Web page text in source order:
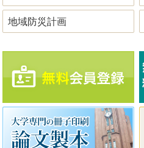
地域防災計画